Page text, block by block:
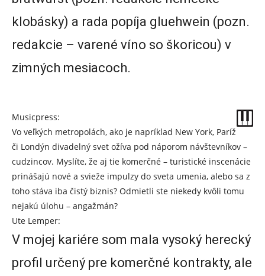
klobásky) a rada popíja gluehwein (pozn.
redakcie – varené víno so škoricou) v
zimných mesiacoch.
Musicpress:
Vo veľkých metropolách, ako je napríklad New York, Paríž
či Londýn divadelný svet ožíva pod náporom návštevníkov –
cudzincov. Myslíte, že aj tie komerčné – turistické inscenácie
prinášajú nové a svieže impulzy do sveta umenia, alebo sa z
toho stáva iba čistý biznis? Odmietli ste niekedy kvôli tomu
nejakú úlohu – angažmán?
Ute Lemper:
V mojej kariére som mala vysoký herecký
profil určený pre komerčné kontrakty, ale